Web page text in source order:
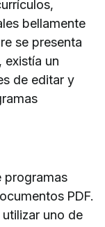
bellamente
se presenta
existía un
de editar y
programas
PDF.
uno de